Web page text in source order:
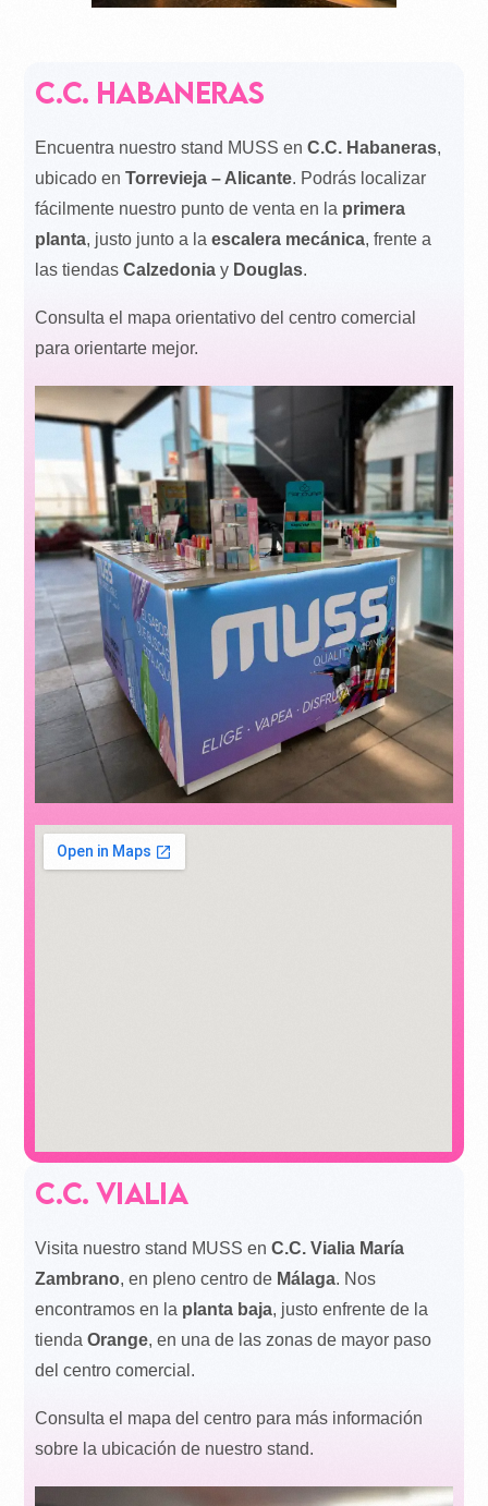
c.c. habaneras
Encuentra nuestro stand MUSS enC.C. Habaneras,
ubicado enTorrevieja – Alicante. Podrás localizar
fácilmente nuestro punto de venta en la primera
planta, justo junto a laescalera mecánica, frente a
las tiendasCalzedonia y Douglas.
Consulta el mapa orientativo del centro comercial
para orientarte mejor.
c.c. vialia
Visita nuestro stand MUSS enC.C. Vialia María
Zambrano, en pleno centro de Málaga. Nos
encontramos en la planta baja, justo enfrente de la
tiendaOrange, en una de las zonas de mayor paso
del centro comercial.
Consulta el mapa del centro para más información
sobre la ubicación de nuestro stand.